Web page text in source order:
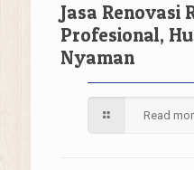
Jasa Renovasi
Profesional,
Nyaman
Read